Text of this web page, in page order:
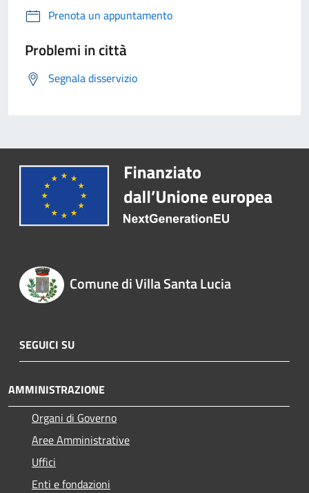
Prenota un appuntamento
Problemi in città
Segnala disservizio
Comune di Villa Santa Lucia
SEGUICI SU
AMMINISTRAZIONE
Organi di Governo
Aree Amministrative
Uffici
Enti e fondazioni